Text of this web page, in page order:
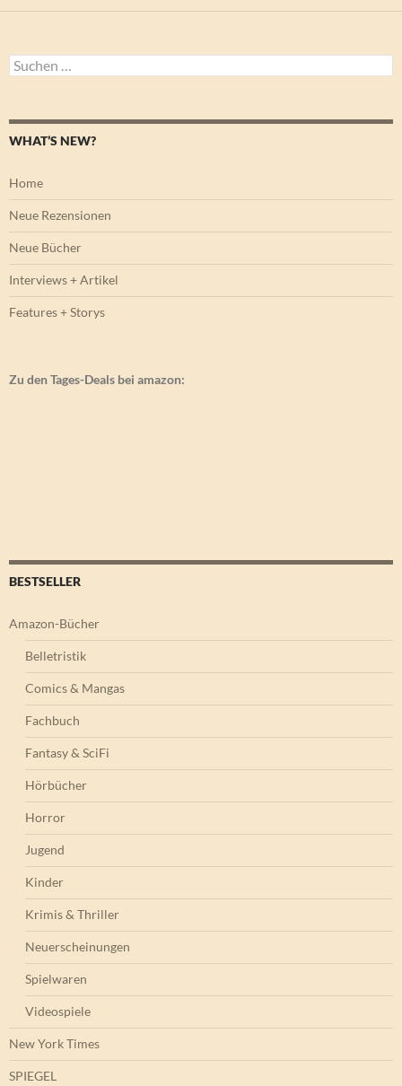
Suchen
nach:
WHAT’S NEW?
Home
Neue Rezensionen
Neue Bücher
Interviews + Artikel
Features + Storys
Zu den Tages-Deals bei amazon:
BESTSELLER
Amazon-Bücher
Belletristik
Comics & Mangas
Fachbuch
Fantasy & SciFi
Hörbücher
Horror
Jugend
Kinder
Krimis & Thriller
Neuerscheinungen
Spielwaren
Videospiele
New York Times
SPIEGEL